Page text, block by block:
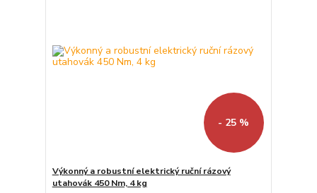
- 25 %
Výkonný a robustní elektrický ruční rázový
utahovák 450 Nm, 4 kg